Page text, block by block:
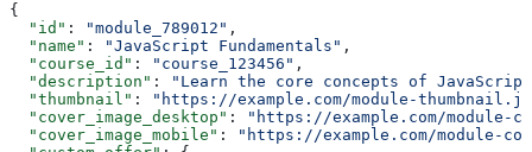
{
  "id"
: "module_789012" ,
  "name"
: "JavaScript Fundamentals" ,
  "course_id"
: "course_123456" ,
  "description"
:
"Learn the core concepts of JavaScript
  "thumbnail"
:
"https://example.com/module-
  "cover_image_desktop"
:
"https://example.com/module-
  "cover_image_mobile"
:
"https://example.com/module-